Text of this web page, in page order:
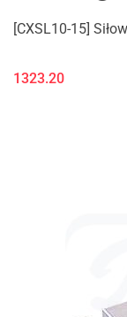
[CXSL10-15]
1323.20